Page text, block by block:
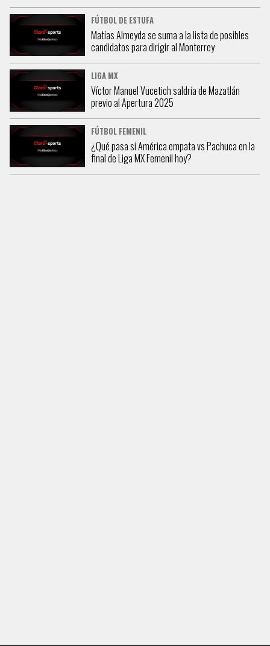
FÚTBOL DE ESTUFA
Matías Almeyda se suma a la lista de posibles
candidatos para dirigir al Monterrey
LIGA MX
Víctor Manuel Vucetich saldría de Mazatlán
previo al Apertura 2025
FÚTBOL FEMENIL
¿Qué pasa si América empata vs Pachuca en la
final de Liga MX Femenil hoy?